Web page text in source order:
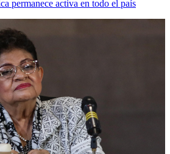
permanece activa en todo el país